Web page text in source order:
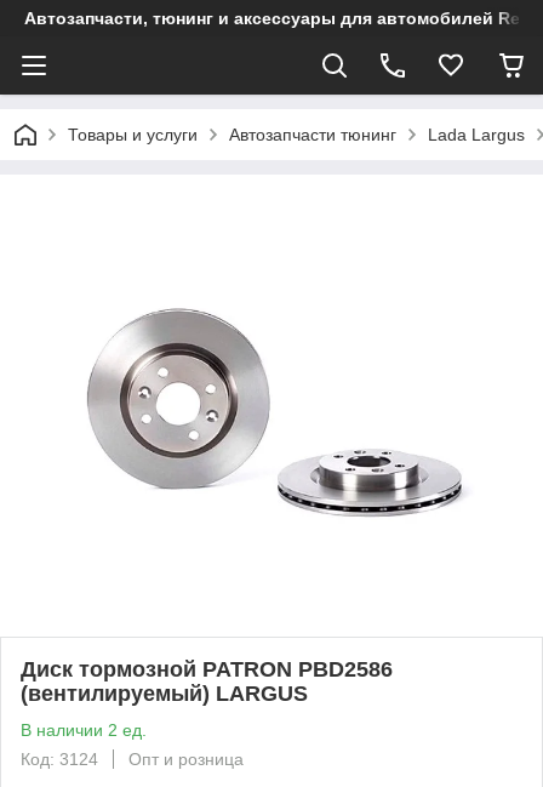
Автозапчасти, тюнинг и аксессуары для автомобилей
Товары и услуги Автозапчасти тюнинг Lada Largus
Диск тормозной PATRON PBD2586
(вентилируемый) LARGUS
В наличии 2 ед.
Код: 3124
Опт и розница